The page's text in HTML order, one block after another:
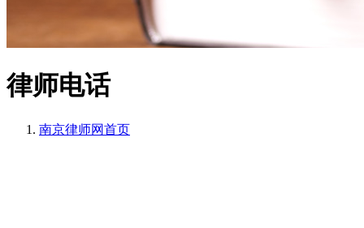
律师电话
南京律师网首页